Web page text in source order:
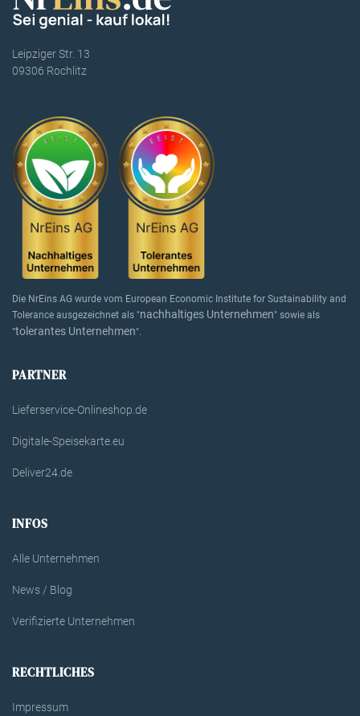
Leipziger Str. 13
09306 Rochlitz
Die NrEins AG wurde vom European Economic Institute for Sustainability and
Tolerance ausgezeichnet als "nachhaltiges Unternehmen" sowie als
"tolerantes Unternehmen".
PARTNER
Lieferservice-Onlineshop.de
Digitale-Speisekarte.eu
Deliver24.de
INFOS
Alle Unternehmen
News / Blog
Verifizierte Unternehmen
RECHTLICHES
Impressum